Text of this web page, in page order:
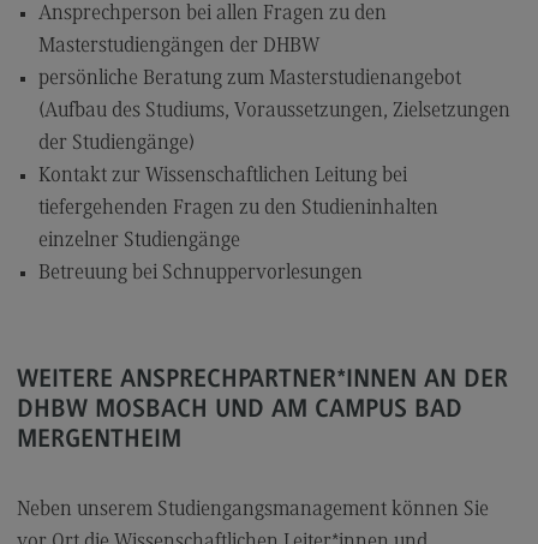
Modulangebot
Berufsperspektiven
Kontakt
Digital Business Management
Digital Business Management
Modulangebot
Berufsperspektiven
Digitalisierung in der Sozialen Arbeit
Digitalisierung in der Sozialen Arbeit
Berufsperspektiven
Ansprechperson bei allen Fragen zu den
Masterstudiengängen der DHBW
persönliche Beratung zum Masterstudienangebot
(Aufbau des Studiums, Voraussetzungen, Zielsetzungen
der Studiengänge)
Kontakt zur Wissenschaftlichen Leitung bei
tiefergehenden Fragen zu den Studieninhalten
einzelner Studiengänge
Betreuung bei Schnuppervorlesungen
WEITERE ANSPRECHPARTNER*INNEN AN DER
DHBW MOSBACH UND AM CAMPUS BAD
MERGENTHEIM
Neben unserem Studiengangsmanagement können Sie